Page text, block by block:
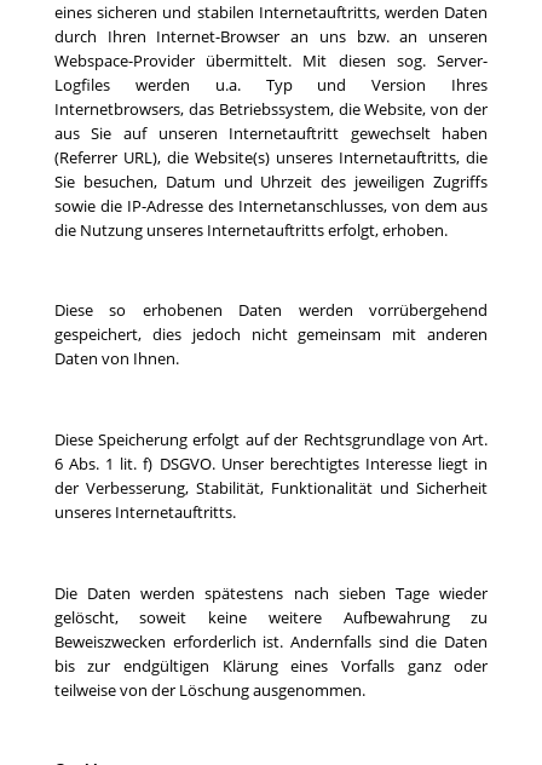
eines sicheren und stabilen Internetauftritts, werden Daten
durch Ihren Internet-Browser an uns bzw. an unseren
Webspace-Provider übermittelt. Mit diesen sog. Server-
Logfiles werden u.a. Typ und Version Ihres
Internetbrowsers, das Betriebssystem, die Website, von der
aus Sie auf unseren Internetauftritt gewechselt haben
(Referrer URL), die Website(s) unseres Internetauftritts, die
Sie besuchen, Datum und Uhrzeit des jeweiligen Zugriffs
sowie die IP-Adresse des Internetanschlusses, von dem aus
die Nutzung unseres Internetauftritts erfolgt, erhoben.
Diese so erhobenen Daten werden vorrübergehend
gespeichert, dies jedoch nicht gemeinsam mit anderen
Daten von Ihnen.
Diese Speicherung erfolgt auf der Rechtsgrundlage von Art.
6 Abs. 1 lit. f) DSGVO. Unser berechtigtes Interesse liegt in
der Verbesserung, Stabilität, Funktionalität und Sicherheit
unseres Internetauftritts.
Die Daten werden spätestens nach sieben Tage wieder
gelöscht, soweit keine weitere Aufbewahrung zu
Beweiszwecken erforderlich ist. Andernfalls sind die Daten
bis zur endgültigen Klärung eines Vorfalls ganz oder
teilweise von der Löschung ausgenommen.